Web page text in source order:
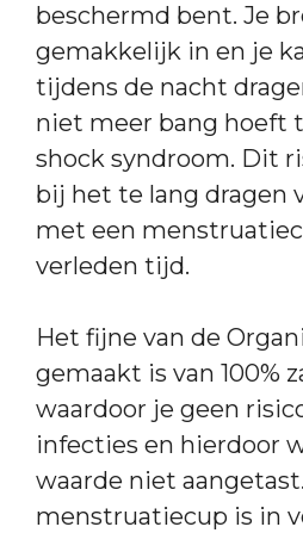
beschermd bent. Je
gemakkelijk in en je
tijdens de nacht
niet meer bang hoeft
shock syndroom. Dit
bij het te lang dragen
met een
verleden tijd.
Het fijne van de
gemaakt is van 100%
waardoor je geen
infecties en hierdoor
waarde niet
menstruatiecup is in